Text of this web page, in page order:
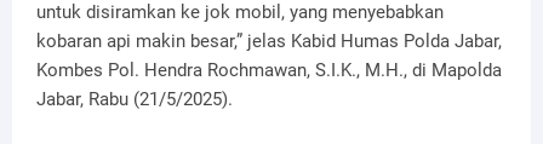
untuk disiramkan ke jok mobil, yang menyebabkan
kobaran api makin besar,” jelas Kabid Humas Polda Jabar,
Kombes Pol. Hendra Rochmawan, S.I.K., M.H., di Mapolda
Jabar, Rabu (21/5/2025).